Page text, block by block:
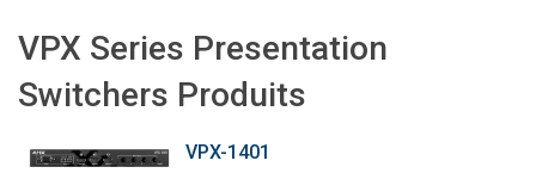
VPX Series Presentation
Switchers Produits
VPX-1401